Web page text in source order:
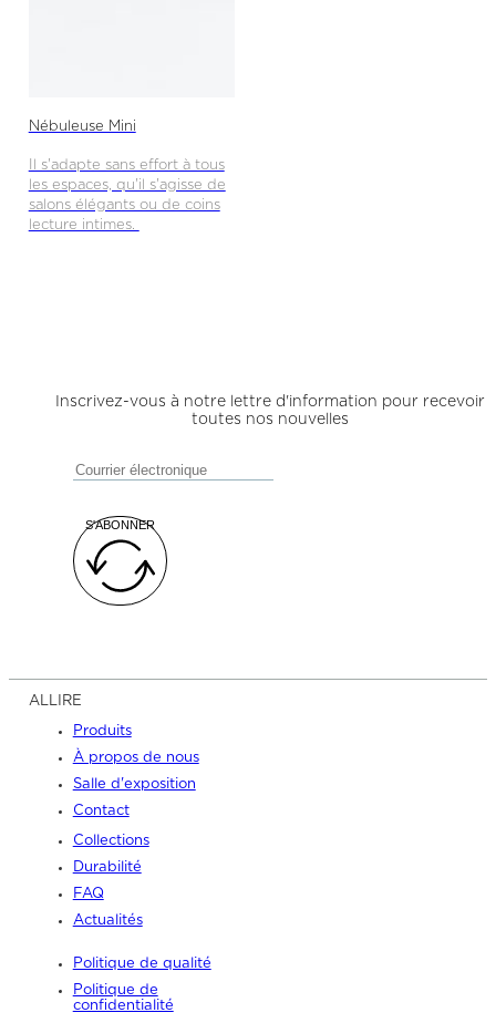
Nébuleuse Mini
Il s'adapte sans effort à tous
les espaces, qu'il s'agisse de
salons élégants ou de coins
lecture intimes.
Inscrivez-vous à notre lettre d'information pour recevoir
toutes nos nouvelles
S'ABONNER
ALLIRE
Produits
À propos de nous
Salle d'exposition
Contact
Collections
Durabilité
FAQ
Actualités
Politique de qualité
Politique de
confidentialité